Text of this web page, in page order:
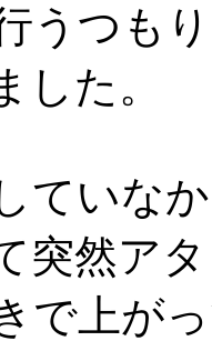
うつも
した。
ていな
突然ア
で上が